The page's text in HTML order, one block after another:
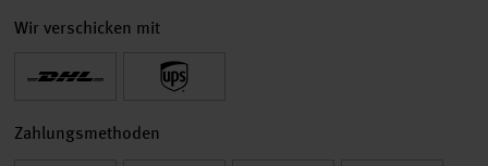
Wir verschicken mit
Zahlungsmethoden